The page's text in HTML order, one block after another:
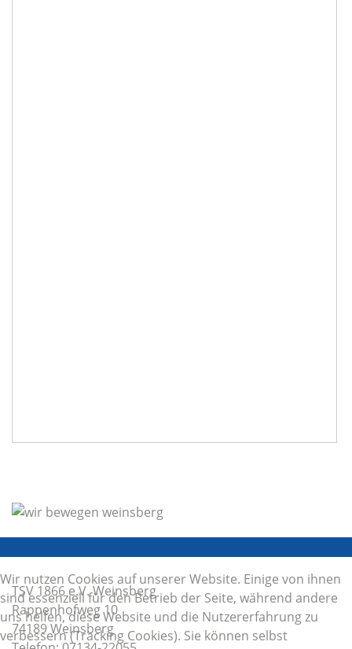
TSV 1866 e.V. Weinsberg
Rappenhofweg 10
74189 Weinsberg
Wir nutzen Cookies auf unserer Website. Einige von ihnen
sind essenziell für den Betrieb der Seite, während andere
uns helfen, diese Website und die Nutzererfahrung zu
verbessern (Tracking Cookies). Sie können selbst